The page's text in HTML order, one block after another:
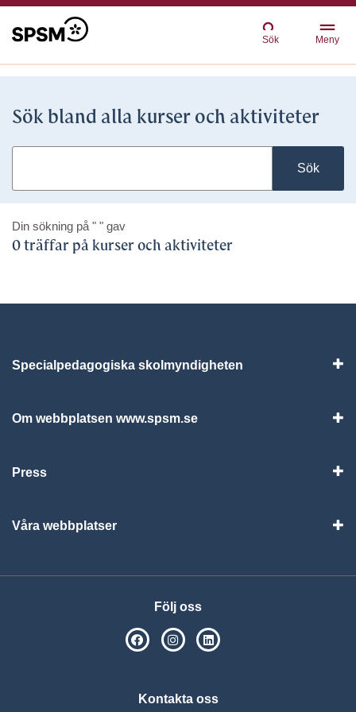
Sök Meny
Sök bland alla kurser och aktiviteter
Sök
Din sökning på " " gav
0 träffar på kurser och aktiviteter
Specialpedagogiska skolmyndigheten
Om webbplatsen www.spsm.se
Press
Våra webbplatser
Följ oss
SPSM på Facebook
SPSM på Instagram
Kontakta oss